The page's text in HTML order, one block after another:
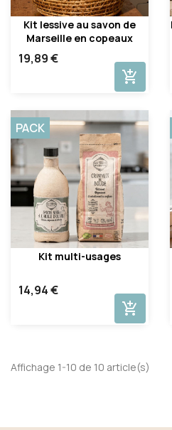
Kit lessive au savon de
Marseille en copeaux
19,89 €
add_shopping_cart
Kit multi-usages
14,94 €
PACK
add_shopping_cart
Affichage 1-10 de 10 article(s)